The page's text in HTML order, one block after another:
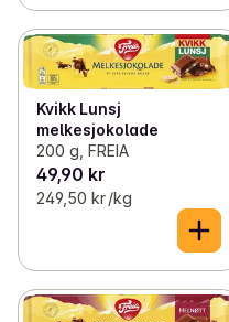
Kvikk Lunsj
melkesjokolade
200 g, FREIA
49,90 kr
249,50 kr /kg